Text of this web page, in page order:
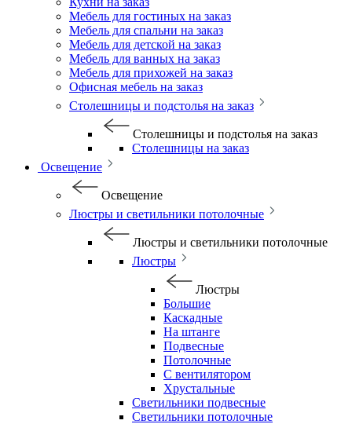
Мебель для гостиных на заказ
Мебель для спальни на заказ
Мебель для детской на заказ
Мебель для ванных на заказ
Мебель для прихожей на заказ
Офисная мебель на заказ
Столешницы и подстолья на заказ
Столешницы и подстолья на заказ
Столешницы на заказ
Освещение
Освещение
Люстры и светильники потолочные
Люстры и светильники потолочные
Люстры
Люстры
Большие
Каскадные
На штанге
Подвесные
Потолочные
С вентилятором
Хрустальные
Светильники подвесные
Светильники потолочные